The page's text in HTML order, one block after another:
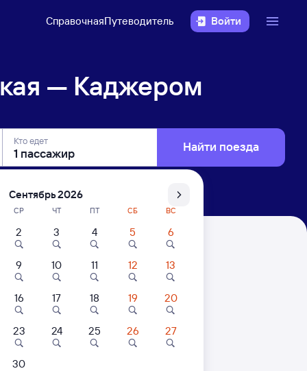
СправочнаяПутеводитель Войти
— Каджером
Кто едет Найти поезда
Сентябрь 2026
СР ЧТ ПТ СБ ВС
2 3 4 5 6
9 10 11 12 13
16 17 18 19 20
23 24 25 26 27
30